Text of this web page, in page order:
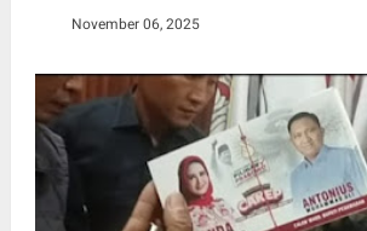
November 06, 2025